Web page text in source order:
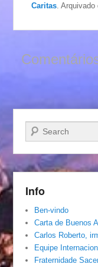
Caritas .
Pesquisar…
Info
Ben-vindo
Carta de Buenos
Carlos Roberto,
Equipe
Fraternidade